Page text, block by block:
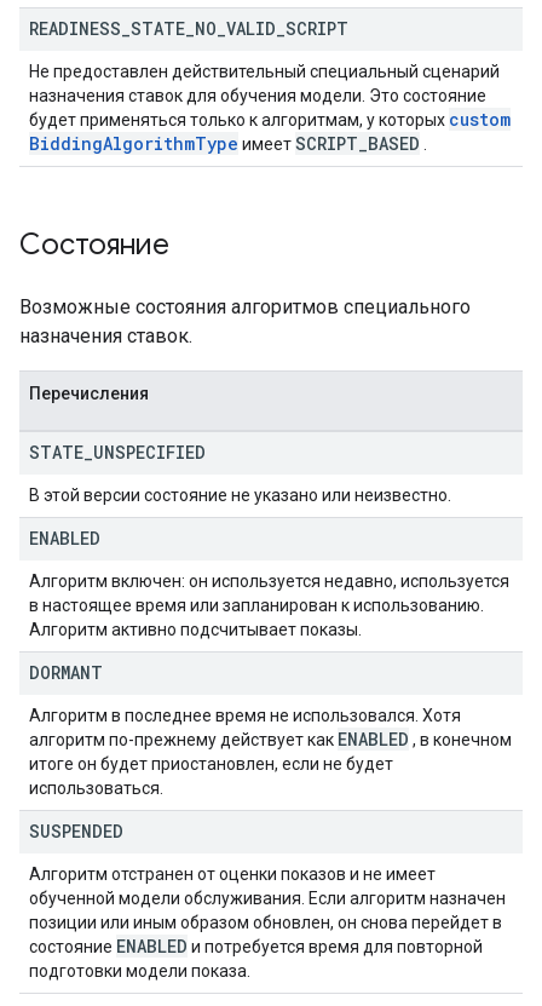
READINESS STATE NO VALID SCRIPT
Не предоставлен действительный специальный сценарий
назначения ставок для обучения модели. Это состояние
будет применяться только к алгоритмам, у которых custom
BiddingAlgorithmType имеетSCRIPT BASED
Состояние
Возможные состояния алгоритмов специального
назначения ставок.
Перечисления
STATE UNSPECIFIED
В этой версии состояние не указано или неизвестно.
ENABLED
Алгоритм включен: он используется недавно, используется
в настоящее время или запланирован к использованию.
Алгоритм активно подсчитывает показы.
DORMANT
Алгоритм в последнее время не использовался. Хотя
алгоритм по-прежнему действует как ENABLED , в конечном
итоге он будет приостановлен, если не будет
использоваться.
SUSPENDED
Алгоритм отстранен от оценки показов и не имеет
обученной модели обслуживания. Если алгоритм назначен
позиции или иным образом обновлен, он снова перейдет в
состояние ENABLED и потребуется время для повторной
подготовки модели показа.